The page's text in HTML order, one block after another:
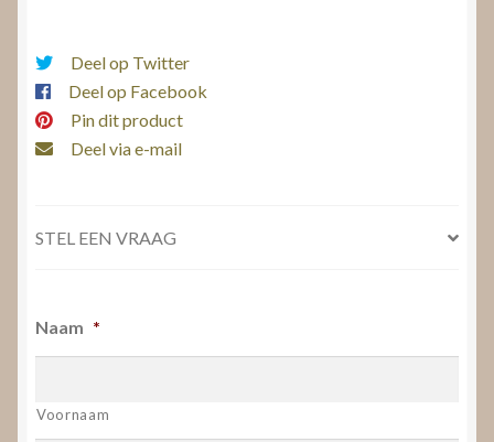
Deel op Twitter
Deel op Facebook
Pin dit product
Deel via e-mail
STEL EEN VRAAG
Naam *
Voornaam